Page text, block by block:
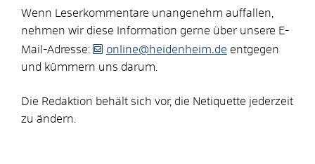
Wenn Leserkommentare unangenehm auffallen,
nehmen wir diese Information gerne über unsere E-
Mail-Adresse:
online@heidenheim.de entgegen
und kümmern uns darum.
Die Redaktion behält sich vor, die Netiquette jederzeit
zu ändern.